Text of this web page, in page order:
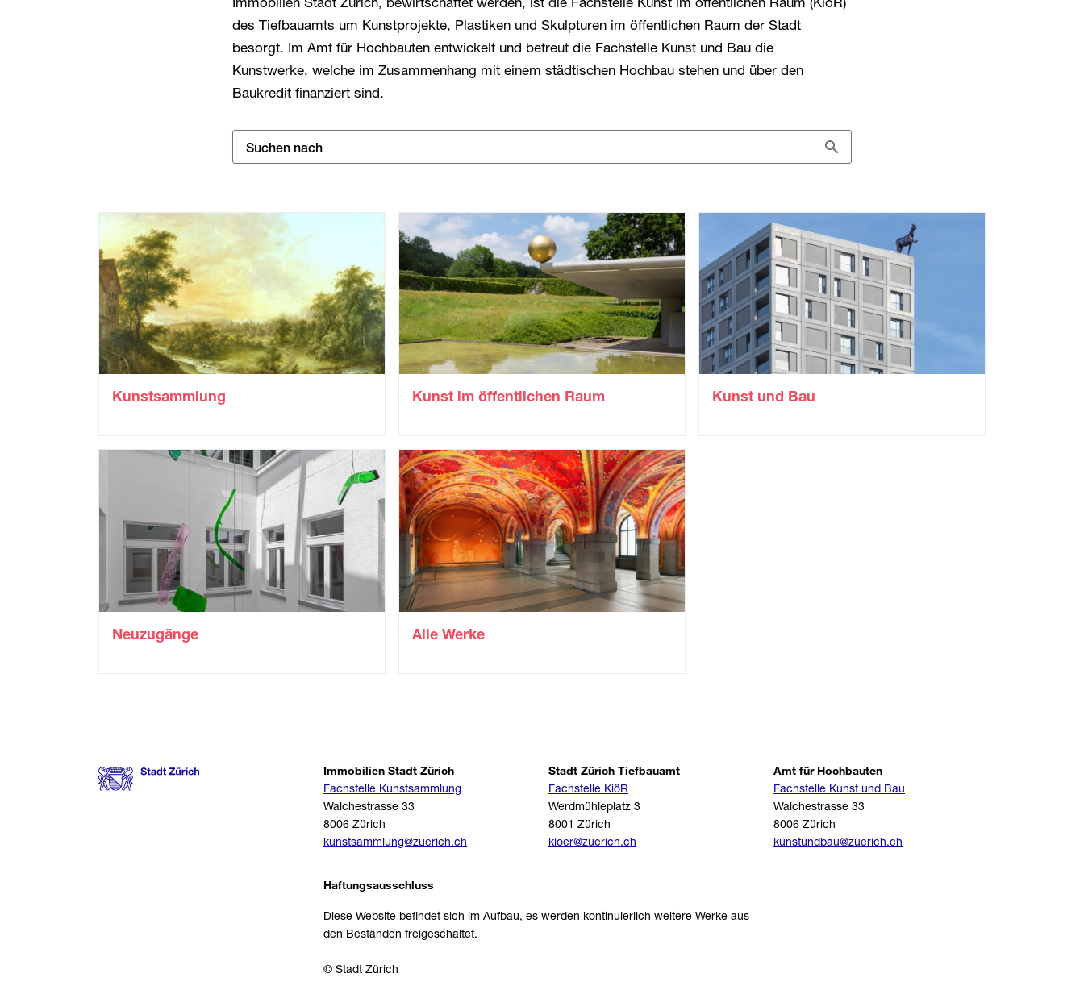
des Tiefbauamts um Kunstprojekte, Plastiken und Skulpturen im öffentlichen Raum der Stadt
besorgt. Im Amt für Hochbauten entwickelt und betreut die Fachstelle Kunst und Bau die
Kunstwerke, welche im Zusammenhang mit einem städtischen Hochbau stehen und über den
Baukredit finanziert sind.
Kunstsammlung Kunst im öffentlichen Raum Kunst und Bau
Neuzugänge Alle Werke
Immobilien Stadt Zürich
Fachstelle Kunstsammlung
Walchestrasse 33
8006 Zürich
kunstsammlung@zuerich.ch
Stadt Zürich Tiefbauamt
Fachstelle KiöR
Werdmühleplatz 3
8001 Zürich
kioer@zuerich.ch
Amt für Hochbauten
Fachstelle Kunst und Bau
Walchestrasse 33
8006 Zürich
kunstundbau@zuerich.ch
Haftungsausschluss
Diese Website befindet sich im Aufbau, es werden kontinuierlich weitere Werke aus
den Beständen freigeschaltet.
© Stadt Zürich